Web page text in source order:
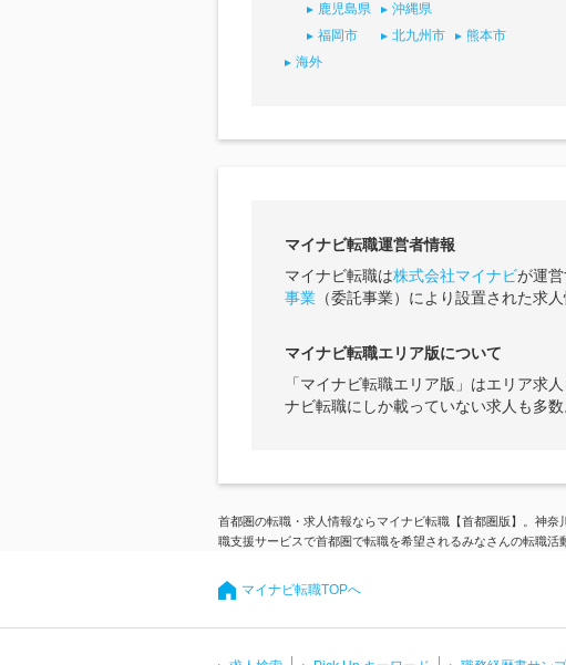
鹿児島県
沖縄県
福岡市
北九州市
熊本市
海外
マイナビ転職運営者情報
マイナビ転職は株式会社マイナビが運
事業 （委託事業）により設置された求
マイナビ転職エリア版について
「マイナビ転職エリア版」はエリア求
ナビ転職にしか載っていない求人も多
首都圏の転職・求人情報ならマイナビ転職【首都圏版】。神
職支援サービスで首都圏で転職を希望されるみなさんの転職活
マイナビ転職TOPへ